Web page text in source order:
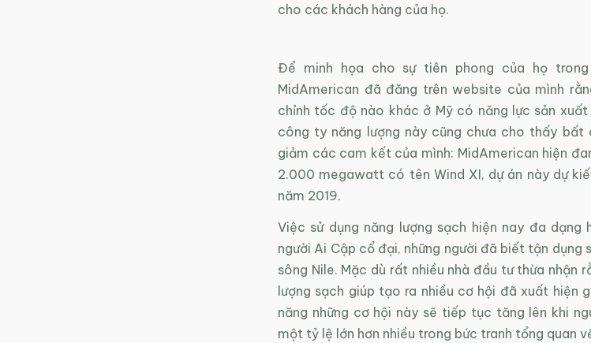
cho các khách hàng của họ.
Để minh họa cho sự tiên phong của họ
MidAmerican đã đăng trên website của mình
chỉnh tốc độ nào khác ở Mỹ có năng lực sản
công ty năng lượng này cũng chưa cho thấy bất
giảm các cam kết của mình: MidAmerican hiện
2.000 megawatt có tên Wind XI, dự án này dự
năm 2019.
Việc sử dụng năng lượng sạch hiện nay đa dạng
người Ai Cập cổ đại, những người đã biết tận
sông Nile. Mặc dù rất nhiều nhà đầu tư thừa nhận
lượng sạch giúp tạo ra nhiều cơ hội đã xuất hiện
năng những cơ hội này sẽ tiếp tục tăng lên khi
một tỷ lệ lớn hơn nhiều trong bức tranh tổng quan